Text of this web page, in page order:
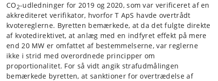
CO 2-udledninger for 2019 og 2020, som var verificeret af en
akkrediteret verifikator, hvorfor T ApS havde overtrådt
kvotereglerne. Byretten bemærkede, at da det fulgte direkte
af kvotedirektivet, at anlæg med en indfyret effekt på mere
end 20 MW er omfattet af bestemmelserne, var reglerne
ikke i strid med overordnede principper om
proportionalitet. For så vidt angik strafudmålingen
bemærkede byretten, at sanktioner for overtrædelse af